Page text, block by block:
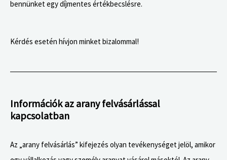
bennünket egy díjmentes értékbecslésre.
Kérdés esetén hívjon minket bizalommal!
Információk az arany felvásárlással
kapcsolatban
Az „arany felvásárlás” kifejezés olyan tevékenységet jelöl, amikor